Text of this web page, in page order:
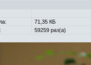
71,35 КБ
59259 раз(а)